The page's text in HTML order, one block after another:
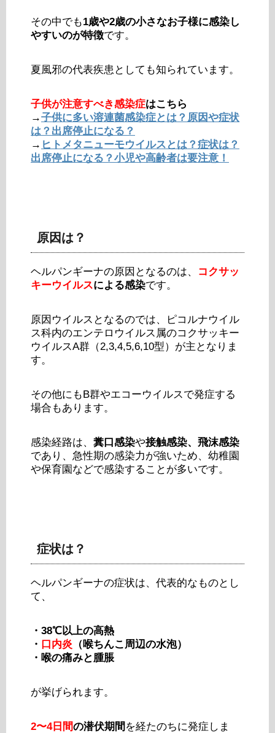
その中でも1歳や2歳の小さなお子様に感染し
やすいのが特徴です。
夏風邪の代表疾患としても知られています。
子供が注意すべき感染症はこちら
→子供に多い溶連菌感染症とは？原因や症状
は？出席停止になる？
→ ヒトメタニューモウイルスとは？症状は？
出席停止になる？小児や高齢者は要注意！
原因は？
ヘルパンギーナの原因となるのは、
コクサッ
キーウイルスによる感染です。
原因ウイルスとなるのでは、ピコルナウイル
ス科内のエンテロウイルス属のコクサッキー
ウイルスA群（2,3,4,5,6,10型）が主となりま
す。
その他にもB群やエコーウイルスで発症する
場合もあります。
感染経路は、 糞口感染や接触感染、飛沫感染
であり、急性期の感染力が強いため、幼稚園
や保育園などで感染することが多いです。
症状は？
ヘルパンギーナの症状は、代表的なものとし
て、
・38℃以上の高熱
・ 口内炎 （喉ちんこ周辺の水泡）
・喉の痛みと腫脹
が挙げられます。
2〜4日間の潜伏期間 を経たのちに発症しま